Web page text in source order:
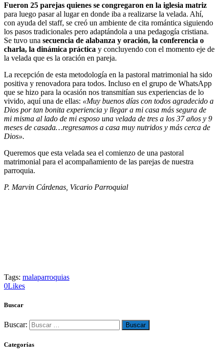
Fueron 25 parejas quienes se congregaron en la iglesia matriz
para luego pasar al lugar en donde iba a realizarse la velada. Ahí,
con ayuda del staff, se creó un ambiente de cita romántica siguiendo
los pasos tradicionales pero adaptándola a una pedagogía cristiana.
Se tuvo una secuencia de alabanza y oración, la conferencia o
charla, la dinámica práctica y concluyendo con el momento eje de
la velada que es la oración en pareja.
La recepción de esta metodología en la pastoral matrimonial ha sido
positiva y renovadora para todos. Incluso en el grupo de WhatsApp
que se hizo para la ocasión nos transmitían sus experiencias de lo
vivido, aquí una de ellas: «Muy buenos días con todos agradecido a
Dios por tan bonita experiencia y llegar a mi casa más segura de
mi misma al lado de mi esposo una velada de tres a los 37 años y 9
meses de casada…regresamos a casa muy nutridos y más cerca de
Dios».
Queremos que esta velada sea el comienzo de una pastoral
matrimonial para el acompañamiento de las parejas de nuestra
parroquia.
P. Marvin Cárdenas, Vicario Parroquial
Tags: malaparroquias
0Likes
Buscar
Buscar:
Categorías